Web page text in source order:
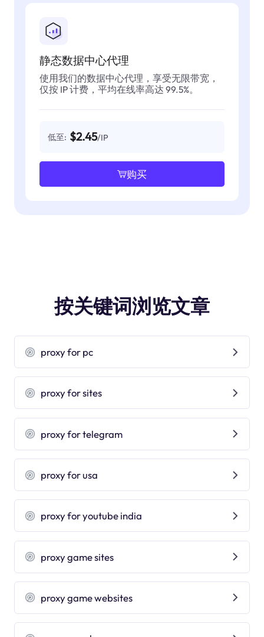
静态数据中心代理
使用我们的数据中心代理，享受无限带宽，
仅按 IP 计费，平均在线率高达 99.5%。
低至: $2.45/IP
购买
按关键词浏览文章
proxy for pc
proxy for sites
proxy for telegram
proxy for usa
proxy for youtube india
proxy game sites
proxy game websites